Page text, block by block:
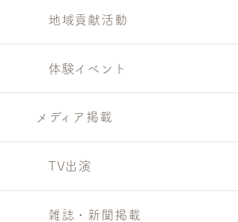
地域貢献活動
体験イベント
メディア掲載
TV出演
雑誌・新聞掲載